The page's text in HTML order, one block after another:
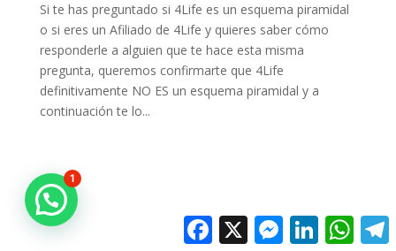
Si te has preguntado si 4Life es un esquema piramidal
o si eres un Afiliado de 4Life y quieres saber cómo
responderle a alguien que te hace esta misma
pregunta, queremos confirmarte que 4Life
definitivamente NO ES un esquema piramidal y a
continuación te lo...
Facebook Messenger
LinkedIn
1